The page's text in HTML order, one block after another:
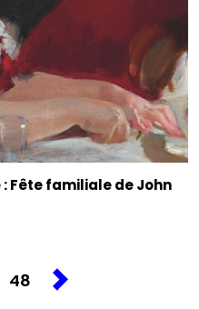
Fête familiale de John
48